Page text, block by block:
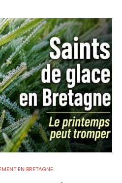
EN BRETAGNE